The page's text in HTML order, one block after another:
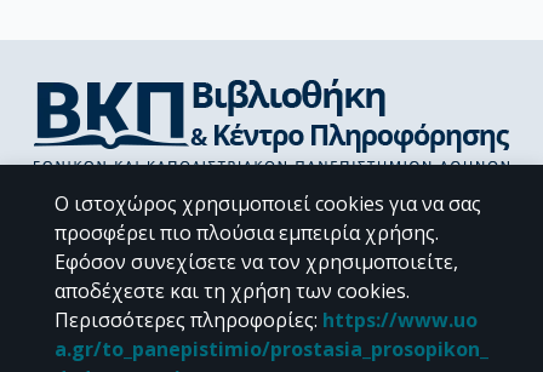
Βιβλιοθήκες Σχολών του ΕΚΠΑ
Υπολογιστικό Κέντρο Βιβλιοθηκών
Επικοινωνία / Helpdesk
Ο ιστοχώρος χρησιμοποιεί cookies για να σας
προσφέρει πιο πλούσια εμπειρία χρήσης.
Εφόσον συνεχίσετε να τον χρησιμοποιείτε,
αποδέχεστε και τη χρήση των cookies.
Περισσότερες πληροφορίες: https://www.uo
a.gr/to_panepistimio/prostasia_prosopikon_